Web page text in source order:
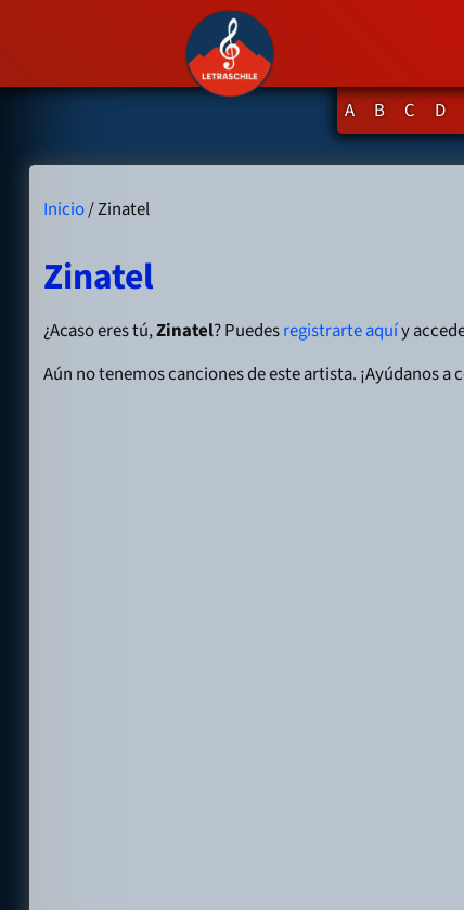
A B C D
Inicio/ Zinatel
Zinatel
¿Acaso eres tú,Zinatel? Puedesregistrarte aquíy
Aún no tenemos canciones de este artista. ¡Ayúdanos